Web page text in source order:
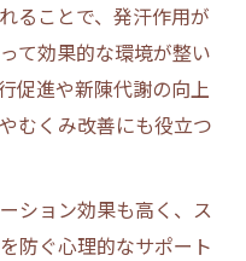
ることで、発汗作用が
て効果的な環境が整い
促進や新陳代謝の向上
むくみ改善にも役立つ
ション効果も高く、ス
防ぐ心理的なサポート